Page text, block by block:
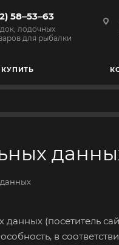
58‒53‒63
лодочных
для рыбалки
КУПИТЬ
(посетитель
в